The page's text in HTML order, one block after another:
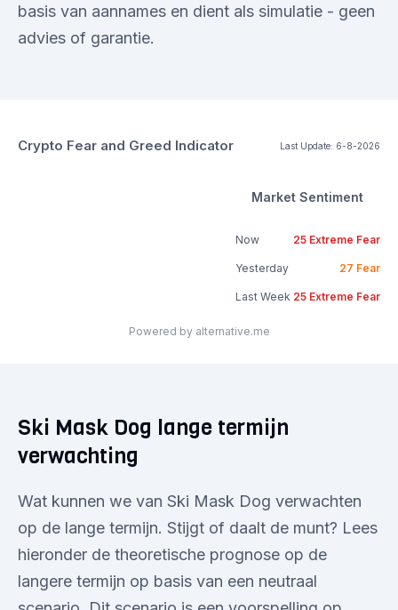
basis van aannames en dient als simulatie - geen
advies of garantie.
Crypto Fear and Greed Indicator Last Update: 6-8-2026
Market Sentiment
Now 25 Extreme Fear
Yesterday 27 Fear
Last Week 25 Extreme Fear
Powered by alternative.me
Ski Mask Dog lange termijn
verwachting
Wat kunnen we van Ski Mask Dog verwachten
op de lange termijn. Stijgt of daalt de munt? Lees
hieronder de theoretische prognose op de
langere termijn op basis van een neutraal